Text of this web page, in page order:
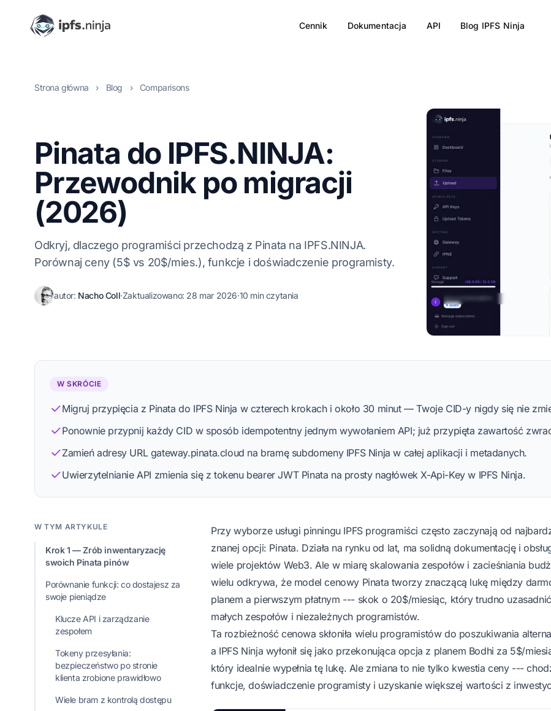
Cennik Dokumentacja API Blog IPFS Ninja
Strona główna › Blog › Comparisons
Pinata do IPFS.NINJA:
Przewodnik po migracji
(2026)
Odkryj, dlaczego programiści przechodzą z Pinata na IPFS.NINJA.
Porównaj ceny (5$ vs 20$/mies.), funkcje i doświadczenie programisty.
autor: Nacho Coll
Zobacz profil Proces redakcyjny
·Zaktualizowano: 28 mar 2026·10 min czytania
W SKRÓCIE
Migruj przypięcia z Pinata do IPFS Ninja w czterech krokach i około 30 minut — Twoje CID-y nigdy się nie
Ponownie przypnij każdy CID w sposób idempotentny jednym wywołaniem API; już przypięta zawartość
Zamień adresy URL gateway.pinata.cloud na bramę subdomeny IPFS Ninja w całej aplikacji i metadanych.
Uwierzytelnianie API zmienia się z tokenu bearer JWT Pinata na prosty nagłówek X-Api-Key w IPFS Ninja.
W TYM ARTYKULE
Krok 1 — Zrób inwentaryzację
swoich Pinata pinów
Porównanie funkcji: co dostajesz za
swoje pieniądze
Klucze API i zarządzanie
zespołem
Tokeny przesyłania:
bezpieczeństwo po stronie
klienta zrobione prawidłowo
Wiele bram z kontrolą dostępu
Przy wyborze usługi pinningu IPFSprogramiści często zaczynają od
znanej opcji: Pinata. Działa na rynku od lat, ma solidną dokumentację i
wiele projektów Web3. Ale w miarę skalowania zespołów i zacieśniania
wielu odkrywa, że model cenowy Pinata tworzy znaczącą lukę między
planem a pierwszym płatnym --- skok o 20$/miesiąc, który trudno
małych zespołów i niezależnych programistów.
Ta rozbieżność cenowa skłoniła wielu programistów do poszukiwania
a IPFS Ninja wyłonił się jako przekonująca opcja z planem Bodhi za 5$/
który idealnie wypełnia tę lukę. Ale zmiana to nie tylko kwestia ceny ---
funkcje, doświadczenie programisty i uzyskanie większej wartości z